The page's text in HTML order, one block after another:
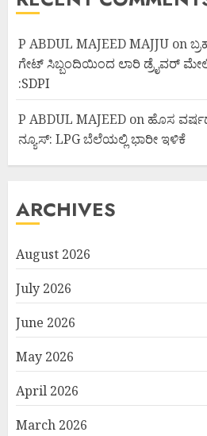
P ABDUL MAJEED MAJJU on
ಗೇಟ್ ಸಿಬ್ಬಂದಿಯಿಂದ ಲಾರಿ ಡ್ರೈವರ್
:SDPI
P ABDUL MAJEED on ಹೊಸ
ನ್ಯೂಸ್: LPG ಬೆಲೆಯಲ್ಲಿ ಭಾರೀ ಇಳಿಕೆ
ARCHIVES
August 2026
July 2026
June 2026
May 2026
April 2026
March 2026